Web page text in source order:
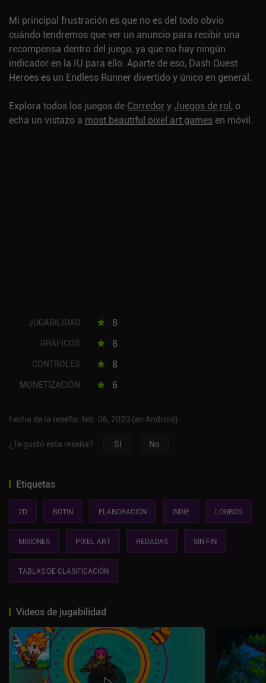
Mi principal frustración es que no es del todo obvio
cuándo tendremos que ver un anuncio para recibir una
recompensa dentro del juego, ya que no hay ningún
indicador en la IU para ello. Aparte de eso, Dash Quest
Heroes es un Endless Runner divertido y único en general.
Explora todos los juegos de Corredor y Juegos de rol, o
echa un vistazo a most beautiful pixel art games en móvil.
JUGABILIDAD 8
GRÁFICOS 8
CONTROLES 8
MONETIZACIÓN 6
Fecha de la reseña: feb. 06, 2020 (en Android)
¿Te gustó esta reseña? Sí No
Etiquetas
2D BOTÍN ELABORACIÓN INDIE LOGROS
MISIONES PIXEL ART REDADAS SIN FIN
TABLAS DE CLASIFICACIÓN
Videos de jugabilidad